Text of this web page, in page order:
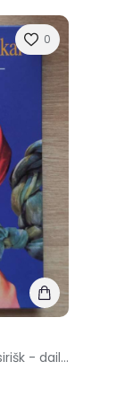
0
Skarelės ir šalikai. Tinkamai užsirišk - dailiai atrodysi